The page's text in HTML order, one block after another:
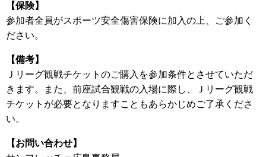
【保険】
参加者全員がスポーツ安全傷害保険に加入の上、ご参加く
ださい。
【備考】
Ｊリーグ観戦チケットのご購入を参加条件とさせていただ
きます。また、前座試合観戦の入場に際し、Ｊリーグ観戦
チケットが必要となりますこともあらかじめご了承くださ
い。
【お問い合わせ】